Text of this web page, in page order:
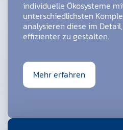
individuelle Ökosysteme
unterschiedlichsten
analysieren diese im
effizienter zu gestalten.
Mehr erfahren